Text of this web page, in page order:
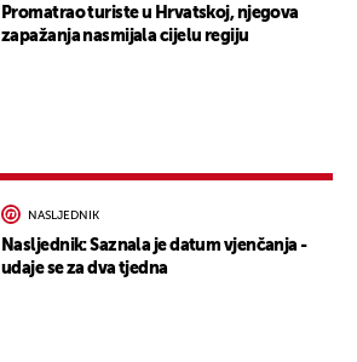
Promatrao turiste u Hrvatskoj, njegova
zapažanja nasmijala cijelu regiju
NASLJEDNIK
Nasljednik: Saznala je datum vjenčanja -
udaje se za dva tjedna